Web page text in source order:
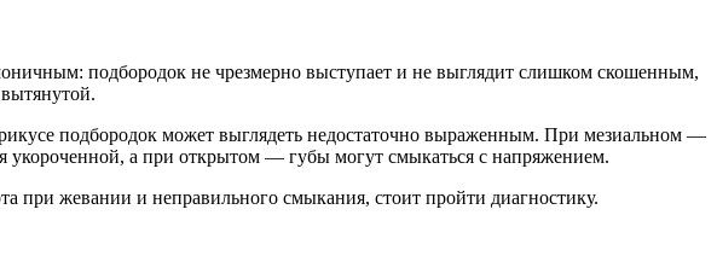
подбородок не чрезмерно выступает и не выглядит слишком скошенным,
подбородок может выглядеть недостаточно выраженным. При мезиальном —
укороченной, а при открытом — губы могут смыкаться с напряжением.
при жевании и неправильного смыкания, стоит пройти диагностику.